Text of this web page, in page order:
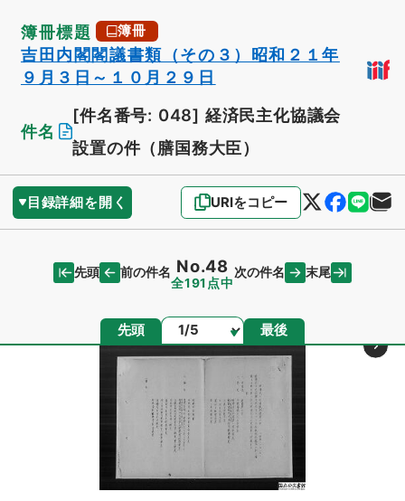
簿冊標題 簿冊
吉田内閣閣議書類（その３）昭和２１年
９月３日～１０月２９日
件名
[件名番号: 048] 経済民主化協議会
設置の件（膳国務大臣）
目録詳細を開く URIをコピー
先頭 前の件名 No.48
全191点中
次の件名 末尾
先頭 ページ 最後